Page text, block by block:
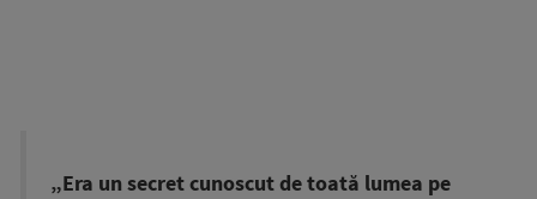
„Era un secret cunoscut de toată lumea pe